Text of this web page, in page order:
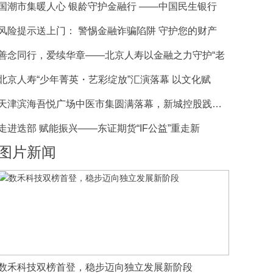
潮市集暖人心 银龄守护金融行 ——中国民生银行
险提示送上门： 警惕金融诈骗陷阱 守护您的财产
念同行，爱续华章——北京人寿以金融之力守护“老
京人寿“少年菁英・艺彩绽放”汇演落幕 以文化赋
天津滨海吾悦广场中医市集圆满落幕，新城控股践行公
进迭部 赋能振兴——东证期货“IF公益”重走新
图片新闻
禾科技双榜首登，稳步迈向独立发展新阶段